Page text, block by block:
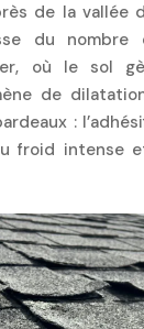
de la vallée
du nombre
où le sol
de
:
froid intense